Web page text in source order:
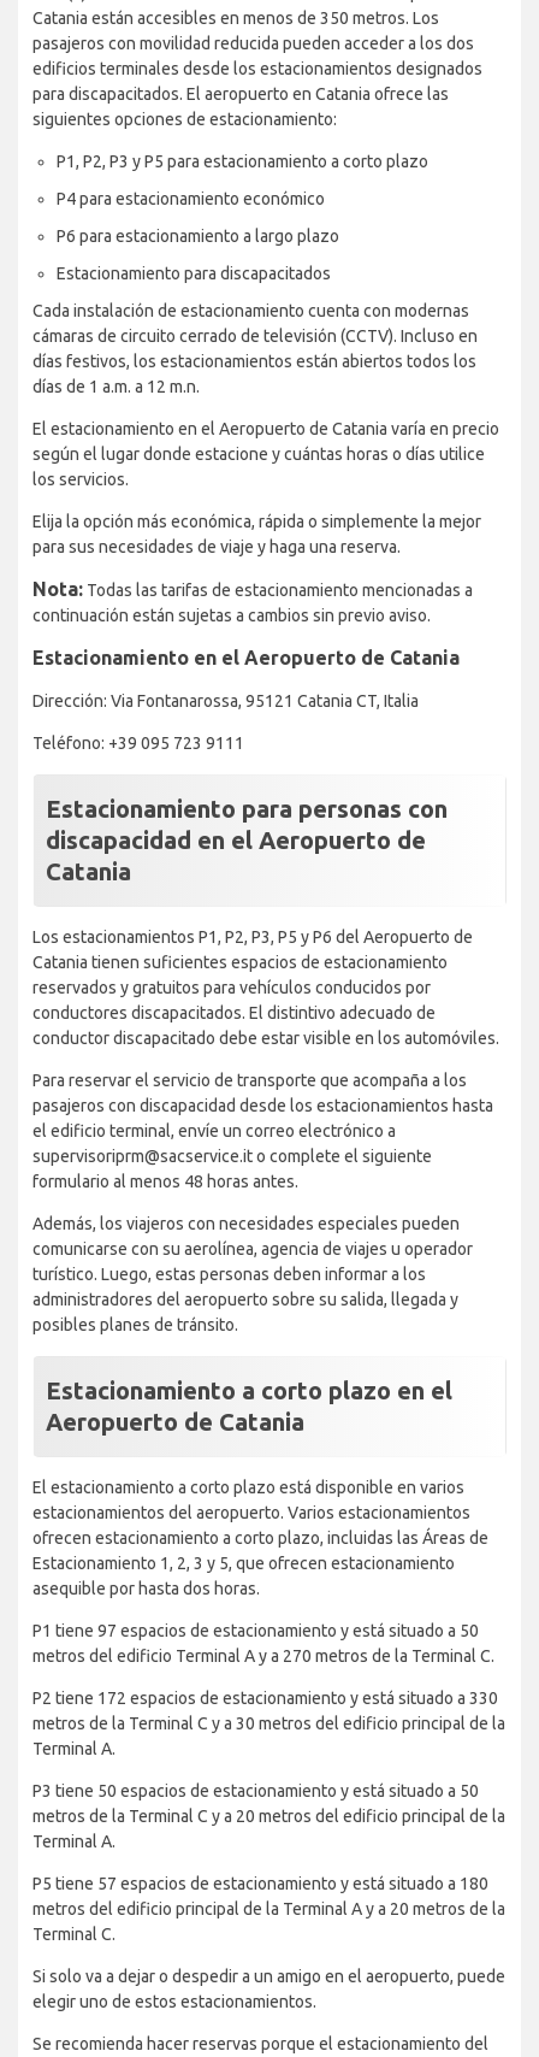
Catania están accesibles en menos de 350 metros. Los
pasajeros con movilidad reducida pueden acceder a los dos
edificios terminales desde los estacionamientos designados
para discapacitados. El aeropuerto en Catania ofrece las
siguientes opciones de estacionamiento:
P1, P2, P3 y P5 para estacionamiento a corto plazo
P4 para estacionamiento económico
P6 para estacionamiento a largo plazo
Estacionamiento para discapacitados
Cada instalación de estacionamiento cuenta con modernas
cámaras de circuito cerrado de televisión (CCTV). Incluso en
días festivos, los estacionamientos están abiertos todos los
días de 1 a.m. a 12 m.n.
El estacionamiento en el Aeropuerto de Catania varía en precio
según el lugar donde estacione y cuántas horas o días utilice
los servicios.
Elija la opción más económica, rápida o simplemente la mejor
para sus necesidades de viaje y haga una reserva.
Nota: Todas las tarifas de estacionamiento mencionadas a
continuación están sujetas a cambios sin previo aviso.
Estacionamiento en el Aeropuerto de Catania
Dirección: Via Fontanarossa, 95121 Catania CT, Italia
Teléfono: +39 095 723 9111
Estacionamiento para personas con
discapacidad en el Aeropuerto de
Catania
Los estacionamientos P1, P2, P3, P5 y P6 del Aeropuerto de
Catania tienen suficientes espacios de estacionamiento
reservados y gratuitos para vehículos conducidos por
conductores discapacitados. El distintivo adecuado de
conductor discapacitado debe estar visible en los automóviles.
Para reservar el servicio de transporte que acompaña a los
pasajeros con discapacidad desde los estacionamientos hasta
el edificio terminal, envíe un correo electrónico a
supervisoriprm@sacservice.it o complete el siguiente
formulario al menos 48 horas antes.
Además, los viajeros con necesidades especiales pueden
comunicarse con su aerolínea, agencia de viajes u operador
turístico. Luego, estas personas deben informar a los
administradores del aeropuerto sobre su salida, llegada y
posibles planes de tránsito.
Estacionamiento a corto plazo en el
Aeropuerto de Catania
El estacionamiento a corto plazo está disponible en varios
estacionamientos del aeropuerto. Varios estacionamientos
ofrecen estacionamiento a corto plazo, incluidas las Áreas de
Estacionamiento 1, 2, 3 y 5, que ofrecen estacionamiento
asequible por hasta dos horas.
P1 tiene 97 espacios de estacionamiento y está situado a 50
metros del edificio Terminal A y a 270 metros de la Terminal C.
P2 tiene 172 espacios de estacionamiento y está situado a 330
metros de la Terminal C y a 30 metros del edificio principal de la
Terminal A.
P3 tiene 50 espacios de estacionamiento y está situado a 50
metros de la Terminal C y a 20 metros del edificio principal de la
Terminal A.
P5 tiene 57 espacios de estacionamiento y está situado a 180
metros del edificio principal de la Terminal A y a 20 metros de la
Terminal C.
Si solo va a dejar o despedir a un amigo en el aeropuerto, puede
elegir uno de estos estacionamientos.
Se recomienda hacer reservas porque el estacionamiento del